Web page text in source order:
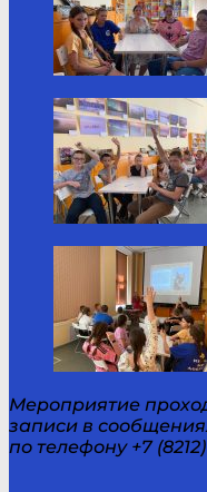
Мероприятие
записи в
по телефону +7 (8212)